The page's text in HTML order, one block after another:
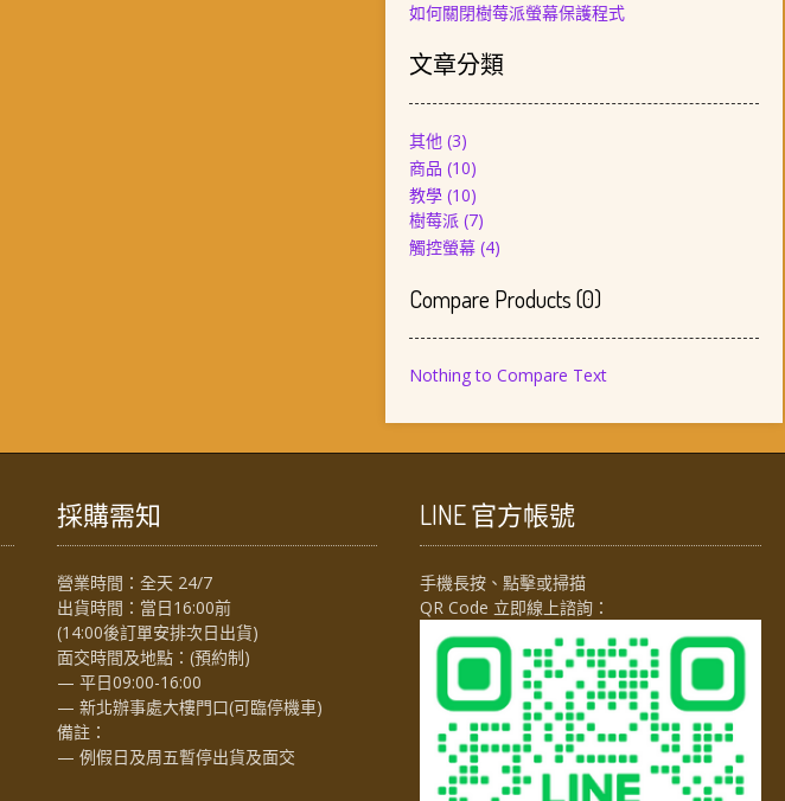
如何關閉樹莓派螢幕保護程式
文章分類
其他(3)
商品 (10)
教學(10)
樹莓派(7)
觸控螢幕(4)
Compare Products(0)
Nothing to Compare Text
採購需知
營業時間：全天 24/7
出貨時間：當日16:00前
(14:00後訂單安排次日出貨)
面交時間及地點：(預約制)
— 平日09:00-16:00
— 新北辦事處大樓門口(可臨停機車)
備註：
— 例假日及周五暫停出貨及面交
LINE 官方帳號
手機長按、點擊或掃描
QR Code 立即線上諮詢：